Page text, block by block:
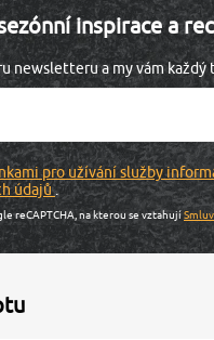
inspirace a
newsletteru a my vám každý
pro užívání služby
údajů.
reCAPTCHA, na kterou se vztahují